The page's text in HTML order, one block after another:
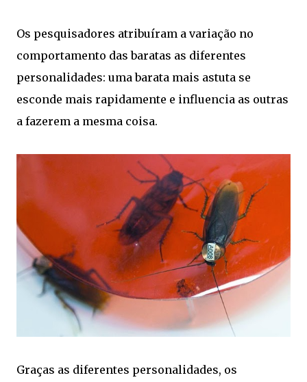
Os pesquisadores atribuíram a variação no
comportamento das baratas as diferentes
personalidades: uma barata mais astuta se
esconde mais rapidamente e influencia as outras
a fazerem a mesma coisa.
Graças as diferentes personalidades, os